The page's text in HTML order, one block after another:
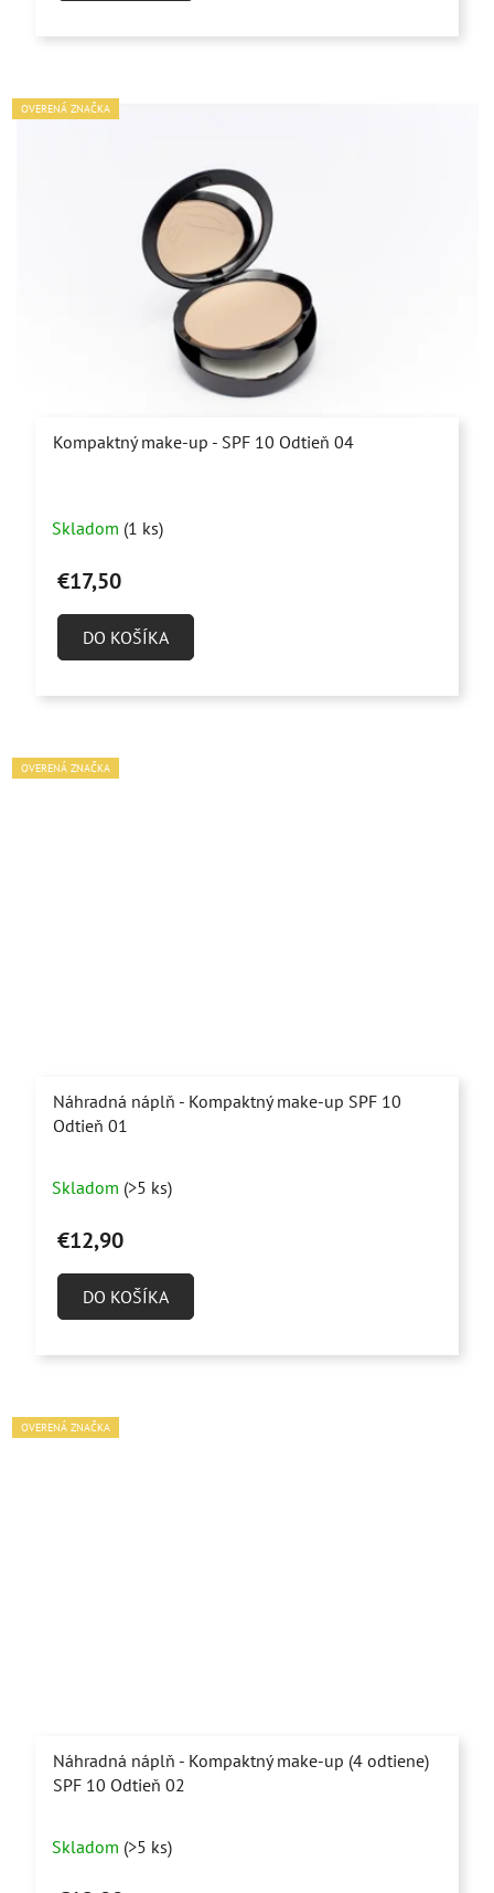
OVERENÁ ZNAČKA
Kompaktný make-up - SPF 10 Odtieň 04
Skladom (1 ks)
€17,50
DO KOŠÍKA
OVERENÁ ZNAČKA
Náhradná náplň - Kompaktný make-up SPF 10
Odtieň 01
Skladom (>5 ks)
€12,90
DO KOŠÍKA
OVERENÁ ZNAČKA
Náhradná náplň - Kompaktný make-up (4 odtiene)
SPF 10 Odtieň 02
hodnotenie
produktu
Skladom (>5 ks)